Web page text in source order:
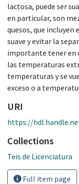
lactosa, puede ser
en particular, son
quesos, que
suave y evitar la
importante tener en
las temperaturas
temperaturas y se
exceso o a
URI
https://
Collections
Teis de Licenciatura
Full item page